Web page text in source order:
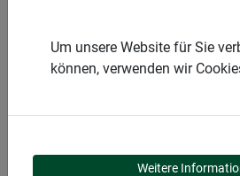
Um unsere Website für Sie
können, verwenden wir
Weitere